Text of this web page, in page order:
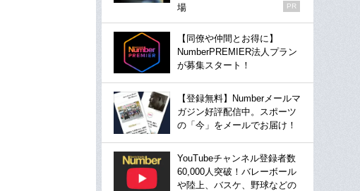
場
PR
【同僚や仲間とお得に】
NumberPREMIER法人プラン
が募集スタート！
【登録無料】Numberメールマ
ガジン好評配信中。スポーツ
の「今」をメールでお届け！
YouTubeチャンネル登録者数
60,000人突破！バレーボール
や陸上、バスケ、野球などの